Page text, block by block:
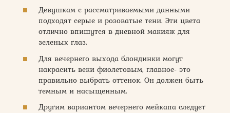
Девушкам с рассматриваемыми данными
подходят серые и розоватые тени. Эти цвета
отлично впишутся в дневной макияж для
зеленых глаз.
Для вечернего выхода блондинки могут
накрасить веки фиолетовым, главное- это
правильно выбрать оттенок. Он должен быть
темным и насыщенным.
Другим вариантом вечернего мейкапа следует